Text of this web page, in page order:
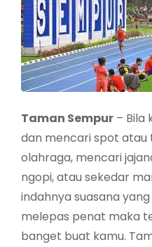
Taman Sempur – Bila
dan mencari spot
olahraga, mencari
ngopi, atau sekedar
indahnya suasana
melepas penat maka
banget buat kamu.